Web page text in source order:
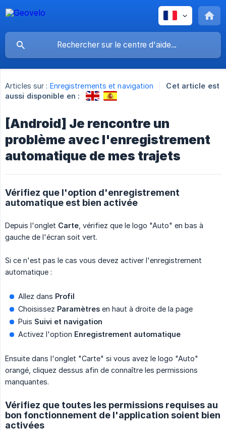
Articles sur : Enregistrements et navigation
Cet article est
aussi disponible en :
[Android] Je rencontre un
problème avec l'enregistrement
automatique de mes trajets
Vérifiez que l'option d'enregistrement
automatique est bien activée
Depuis l'onglet Carte , vérifiez que le logo "Auto" en bas à
gauche de l'écran soit vert.
Si ce n'est pas le cas vous devez activer l'enregistrement
automatique :
Allez dans Profil
Choisissez Paramètres en haut à droite de la page
Puis Suivi et navigation
Activez l'option Enregistrement automatique
Ensuite dans l'onglet "Carte" si vous avez le logo "Auto"
orangé, cliquez dessus afin de connaître les permissions
manquantes.
Vérifiez que toutes les permissions requises au
bon fonctionnement de l'application soient bien
activées